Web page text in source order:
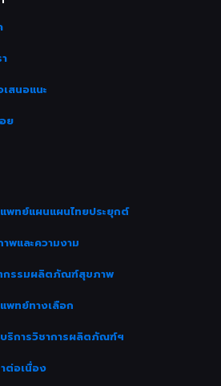
สนอแนะ
ย
พทย์แผนแผนไทยประยุกต์
พและความงาม
กรรมผลิตภัณฑ์สุขภาพ
พทย์ทางเลือก
ริการวิชาการผลิตภัณฑ์ฯ
ต่อเนื่อง